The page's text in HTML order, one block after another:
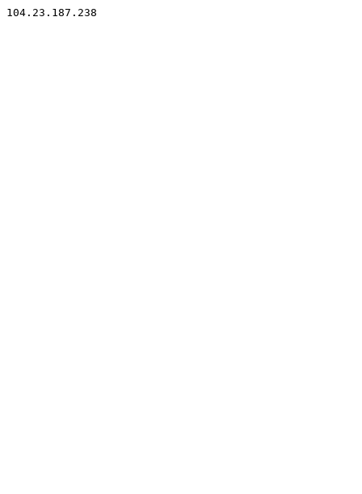
104.23.187.238